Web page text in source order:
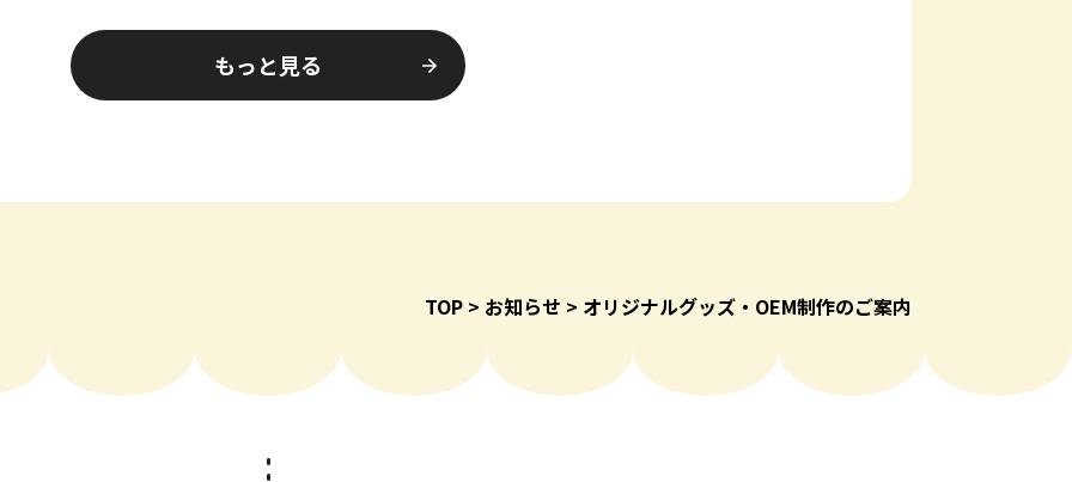
す。…
もっと見る
TOP お知らせ オリジナルグッズ・OEM制作のご案内